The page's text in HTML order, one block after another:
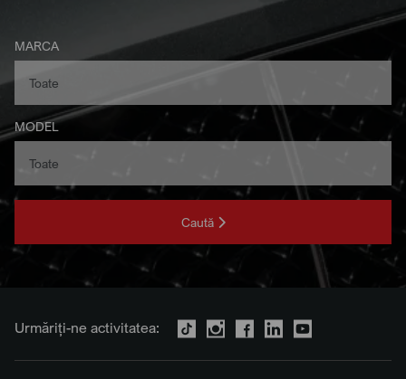
MARCA
MODEL
Caută
Urmăriți-ne activitatea: